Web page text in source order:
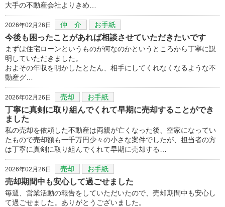
大手の不動産会社よりきめ…
2026年02月26日 仲 介 お手紙
今後も困ったことがあれば相談させていただきたいです
まずは住宅ローンというものが何なのかというところから丁寧に説
明していただきました。
およその年収を明かしたとたん、相手にしてくれなくなるような不
動産グ…
2026年02月26日 売却 お手紙
丁寧に真剣に取り組んでくれて早期に売却することができ
ました
私の売却を依頼した不動産は両親が亡くなった後、空家になってい
たもので売却額も一千万円少々の小さな案件でしたが、担当者の方
は丁寧に真剣に取り組んでくれて早期に売却する…
2026年02月26日 売却 お手紙
売却期間中も安心して過ごせました
毎週、営業活動の報告をしていただいたので、売却期間中も安心し
て過ごせました。ありがとうございました。